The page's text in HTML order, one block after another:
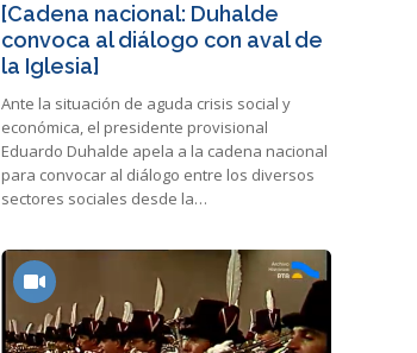
[Cadena nacional: Duhalde
convoca al diálogo con aval de
la Iglesia]
Ante la situación de aguda crisis social y
económica, el presidente provisional
Eduardo Duhalde apela a la cadena nacional
para convocar al diálogo entre los diversos
sectores sociales desde la…